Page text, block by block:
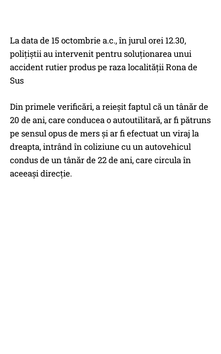
La data de 15 octombrie a.c., în jurul orei 12.30,
polițiștii au intervenit pentru soluționarea unui
accident rutier produs pe raza localității Rona de
Sus
Din primele verificări, a reieșit faptul că un tânăr de
20 de ani, care conducea o autoutilitară, ar fi pătruns
pe sensul opus de mers și ar fi efectuat un viraj la
dreapta, intrând în coliziune cu un autovehicul
condus de un tânăr de 22 de ani, care circula în
aceeași direcție.